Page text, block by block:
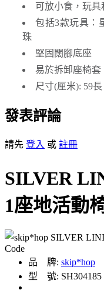
可放小食，玩具
包括3款玩具：
珠
堅固闊腳底座
易於拆卸座椅套
尺寸(厘米): 59
發表評論
請先 登入 或 註冊
SILVER
1座地活動
品 牌: skip*hop
型 號: SH304185